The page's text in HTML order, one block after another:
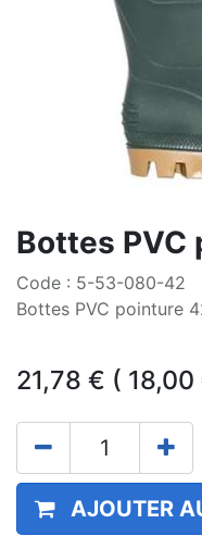
Bottes PVC
Code : 5-53-080-42
Bottes PVC pointure
21,78 € ( 18,00
AJOUTER